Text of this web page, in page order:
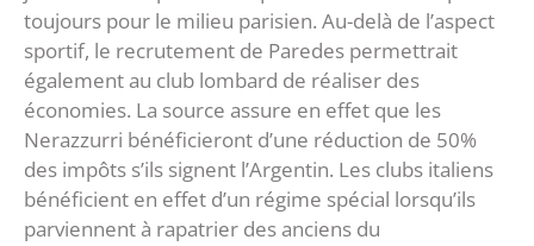
toujours pour le milieu parisien. Au-delà de l’aspect
sportif, le recrutement de Paredes permettrait
également au club lombard de réaliser des
économies. La source assure en effet que les
Nerazzurri bénéficieront d’une réduction de 50%
des impôts s’ils signent l’Argentin. Les clubs italiens
bénéficient en effet d’un régime spécial lorsqu’ils
parviennent à rapatrier des anciens du